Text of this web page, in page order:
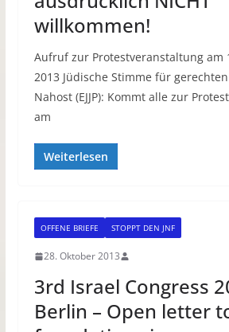
willkommen!
Aufruf zur Protestveranstaltung am
2013 Jüdische Stimme für
Nahost (EJJP): Kommt alle zur
am
Weiterlesen
OFFENE BRIEFE STOPPT DEN JNF
28. Oktober 2013
3rd Israel Congress
Berlin – Open letter